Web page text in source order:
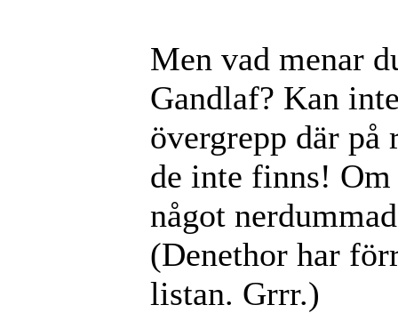
Men vad menar
Gandlaf? Kan
övergrepp där
de inte finns! Om
något
(Denethor har
listan. Grrr.)